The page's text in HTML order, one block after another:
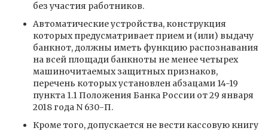
без участия работников.
Автоматические устройства, конструкция
которых предусматривает прием и (или) выдачу
банкнот, должны иметь функцию распознавания
на всей площади банкноты не менее четырех
машиночитаемых защитных признаков,
перечень которых установлен абзацами 14-19
пункта 1.1 Положения Банка России от 29 января
2018 года N 630-П.
Кроме того, допускается не вести кассовую книгу